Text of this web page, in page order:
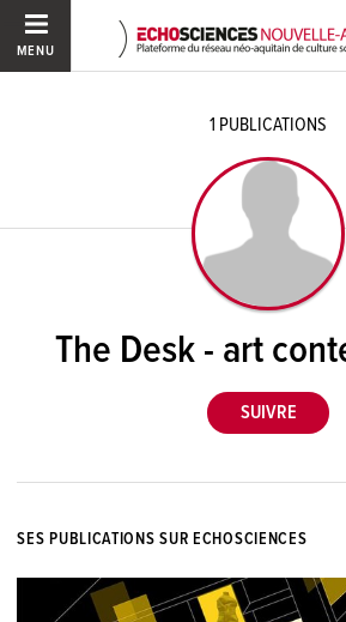
MENU
1 PUBLICATIONS
The Desk - art
SES PUBLICATIONS SUR ECHOSCIENCES